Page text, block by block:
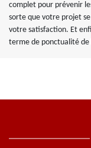
complet pour prévenir
sorte que votre projet
votre satisfaction. Et
terme de ponctualité de